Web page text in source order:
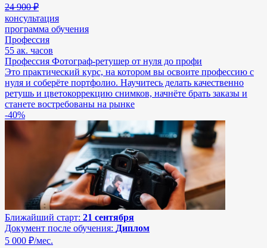
24 900 ₽
консультация
программа обучения
Профессия
55 ак. часов
Профессия Фотограф-ретушер от нуля до профи
Это практический курс, на котором вы освоите профессию с
нуля и соберёте портфолио. Научитесь делать качественно
ретушь и цветокоррекцию снимков, начнёте брать заказы и
станете востребованы на рынке
-40%
Ближайший старт: 21 сентября
Документ после обучения: Диплом
5 000 ₽/мес.